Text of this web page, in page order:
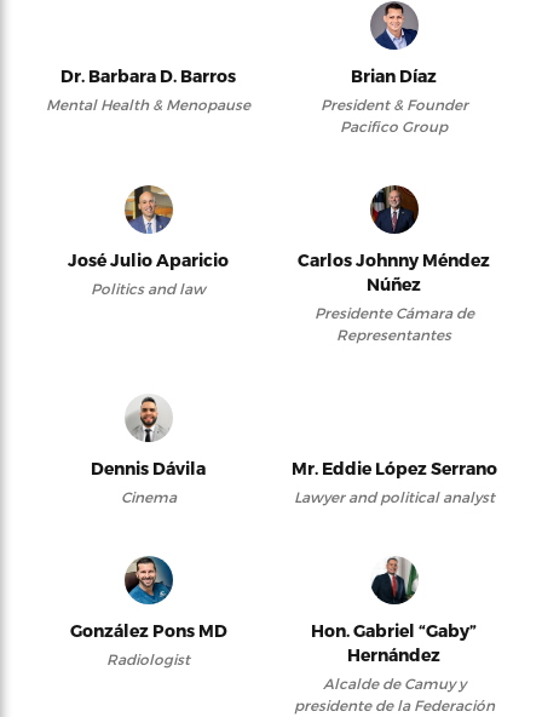
Dr. Barbara D. Barros
Mental Health & Menopause
Brian Díaz
President & Founder
Pacifico Group
José Julio Aparicio
Politics and law
Carlos Johnny Méndez
Núñez
Presidente Cámara de
Representantes
Dennis Dávila
Cinema
Mr. Eddie López Serrano
Lawyer and political analyst
González Pons MD
Radiologist
Hon. Gabriel “Gaby”
Hernández
Alcalde de Camuy y
presidente de la Federación